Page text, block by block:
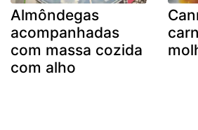
Almôndegas
acompanhadas
com massa cozida
com alho